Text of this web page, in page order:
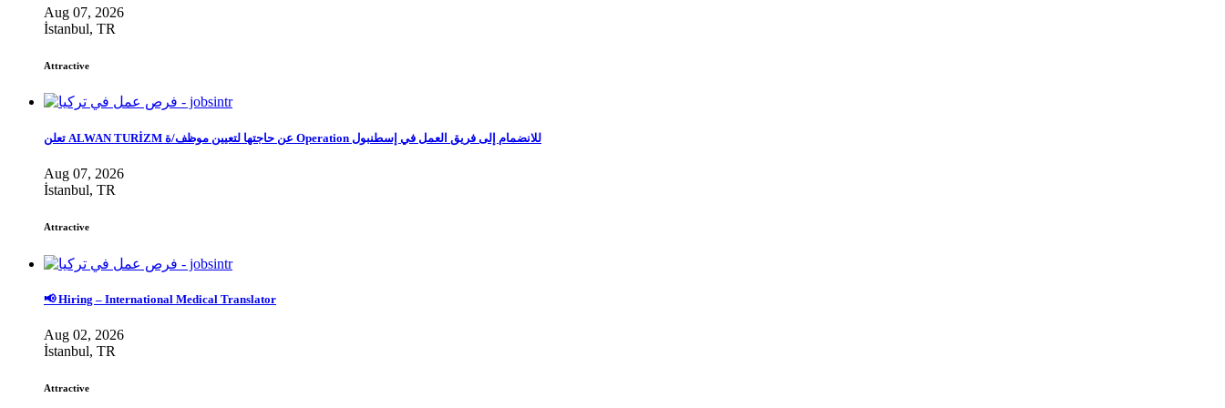
Aug 07, 2026
İstanbul, TR
Attractive
تعلن ALWAN TURİZM عن حاجتها لتعيين موظف/ة Operation للانضمام إلى فريق العمل في إسطنبول
Aug 07, 2026
İstanbul, TR
Attractive
📢 Hiring – International Medical Translator
Aug 02, 2026
İstanbul, TR
Attractive